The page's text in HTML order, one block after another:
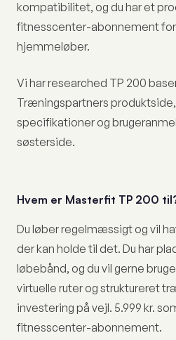
kompatibilitet, og du har et
fitnesscenter-abonnement
hjemmeløber.
Vi har researched TP 200
Træningspartners
specifikationer og
søsterside.
Hvem er Masterfit TP 200
Du løber regelmæssigt og vil
der kan holde til det. Du har
løbebånd, og du vil gerne
virtuelle ruter og struktureret
investering på vejl. 5.999 kr.
fitnesscenter-abonnement.